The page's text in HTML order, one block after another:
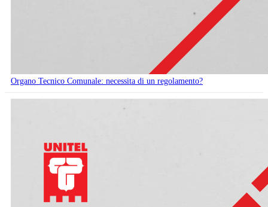
Organo Tecnico Comunale: necessita di un regolamento?